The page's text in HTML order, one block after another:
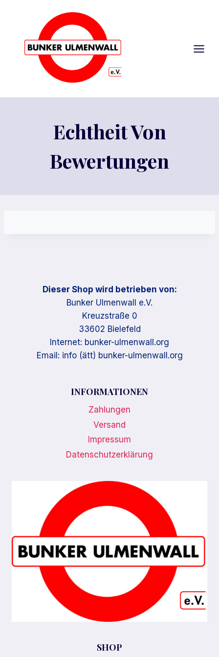
Echtheit Von
Bewertungen
Dieser Shop wird betrieben von:
Bunker Ulmenwall e.V.
Kreuzstraße 0
33602 Bielefeld
Internet: bunker-ulmenwall.org
Email: info (ätt) bunker-ulmenwall.org
INFORMATIONEN
Zahlungen
Versand
Impressum
Datenschutzerklärung
SHOP